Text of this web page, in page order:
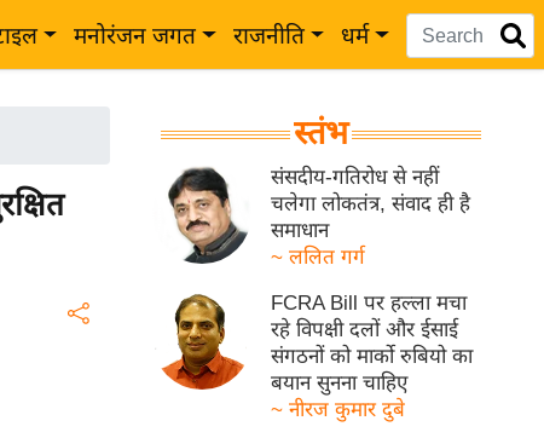
मनोरंजन जगत राजनीति धर्म
स्तंभ
संसदीय-गतिरोध से नहीं
चलेगा लोकतंत्र, संवाद ही है
समाधान
~ ललित गर्ग
FCRA Bill पर हल्ला मचा
रहे विपक्षी दलों और ईसाई
संगठनों को मार्को रुबियो का
बयान सुनना चाहिए
~ नीरज कुमार दुबे